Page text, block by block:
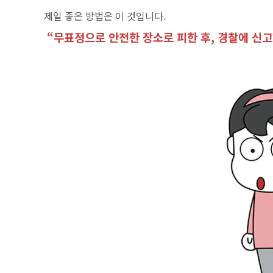
제일 좋은 방법은 이 것입니다.
“무표정으로 안전한 장소로 피한 후, 경찰에 신